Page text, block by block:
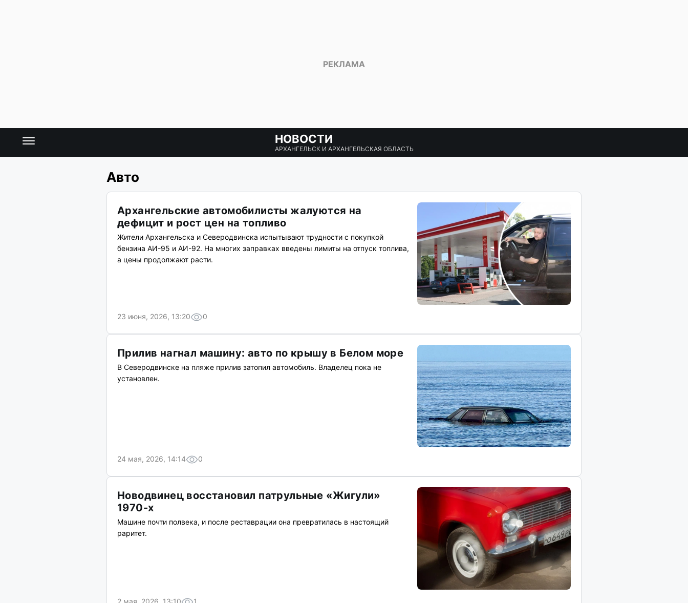
НОВОСТИ
АРХАНГЕЛЬСК И АРХАНГЕЛЬСКАЯ ОБЛАСТЬ
Авто
Архангельские автомобилисты жалуются на
дефицит и рост цен на топливо
Жители Архангельска и Северодвинска испытывают трудности с покупкой
бензина АИ-95 и АИ-92. На многих заправках введены лимиты на отпуск топлива,
а цены продолжают расти.
23 июня, 2026, 13:20 0
Прилив нагнал машину: авто по крышу в Белом море
В Северодвинске на пляже прилив затопил автомобиль. Владелец пока не
установлен.
24 мая, 2026, 14:14 0
Новодвинец восстановил патрульные «Жигули»
1970-х
Машине почти полвека, и после реставрации она превратилась в настоящий
раритет.
2 мая, 2026, 13:10 1